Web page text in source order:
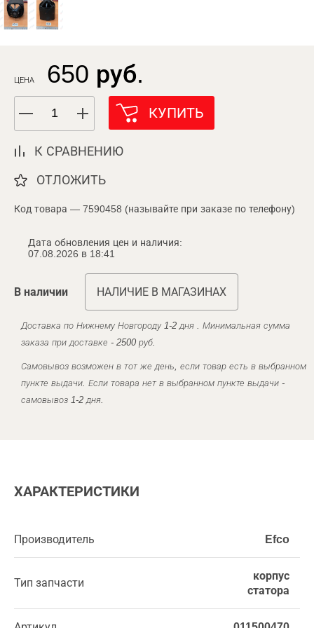
ЦЕНА 650 руб.
КУПИТЬ
К СРАВНЕНИЮ
ОТЛОЖИТЬ
Код товара — 7590458 (называйте при заказе по телефону)
Дата обновления цен и наличия:
07.08.2026 в 18:41
В наличии НАЛИЧИЕ В МАГАЗИНАХ
Доставка по Нижнему Новгороду 1-2 дня . Минимальная сумма
заказа при доставке - 2500 руб.
Самовывоз возможен в тот же день, если товар есть в выбранном
пункте выдачи. Если товара нет в выбранном пункте выдачи -
самовывоз 1-2 дня.
ХАРАКТЕРИСТИКИ
Производитель Efco
Тип запчасти
корпус
статора